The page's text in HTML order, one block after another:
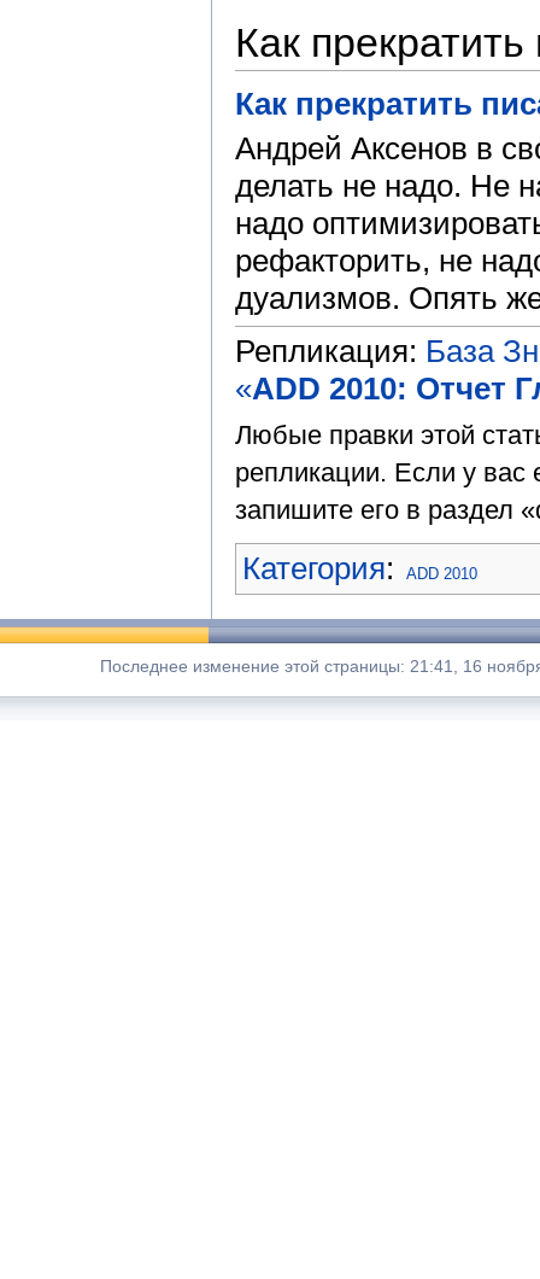
Как прекратить
Как прекратить
Андрей Аксенов в
делать не надо. Не
надо
рефакторить, не
дуализмов. Опять
Репликация: База
«ADD 2010: Отчет
Любые правки этой
репликации. Если у вас
запишите его в раздел
Категория: ADD 2010
Последнее изменение этой страницы: 21:41, 16